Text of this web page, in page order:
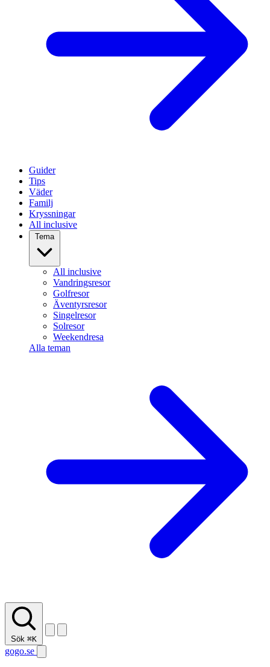
Guider
Tips
Väder
Familj
Kryssningar
All inclusive
Tema
All inclusive
Vandringsresor
Golfresor
Äventyrsresor
Singelresor
Solresor
Weekendresa
Alla teman
Sök ⌘K
gogo.se